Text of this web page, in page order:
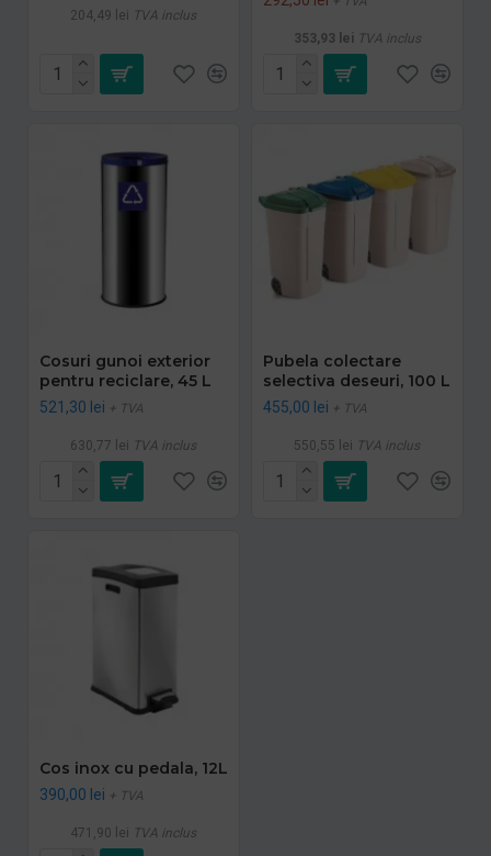
204,49 lei TVA inclus
353,93 lei TVA inclus
Cosuri gunoi exterior
pentru reciclare, 45 L
521,30 lei + TVA
630,77 lei TVA inclus
Pubela colectare
selectiva deseuri, 100 L
455,00 lei + TVA
550,55 lei TVA inclus
Cos inox cu pedala, 12L
390,00 lei + TVA
471,90 lei TVA inclus